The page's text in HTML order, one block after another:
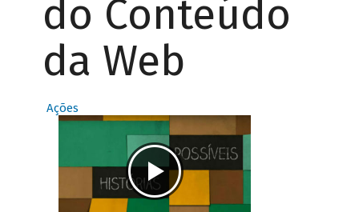
do Conteúdo
da Web
Ações